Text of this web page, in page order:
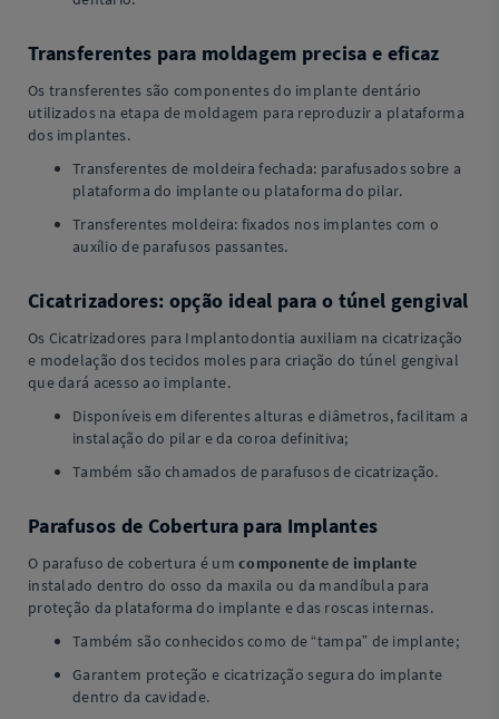
Transferentes para moldagem precisa e eficaz
Os transferentes são componentes do implante dentário
utilizados na etapa de moldagem para reproduzir a plataforma
dos implantes.
Transferentes de moldeira fechada: parafusados sobre a
plataforma do implante ou plataforma do pilar.
Transferentes moldeira: fixados nos implantes com o
auxílio de parafusos passantes.
Cicatrizadores: opção ideal para o túnel gengival
Os Cicatrizadores para Implantodontia auxiliam na cicatrização
e modelação dos tecidos moles para criação do túnel gengival
que dará acesso ao implante.
Disponíveis em diferentes alturas e diâmetros, facilitam a
instalação do pilar e da coroa definitiva;
Também são chamados de parafusos de cicatrização.
Parafusos de Cobertura para Implantes
O parafuso de cobertura é um componente de implante
instalado dentro do osso da maxila ou da mandíbula para
proteção da plataforma do implante e das roscas internas.
Também são conhecidos como de “tampa” de implante;
Garantem proteção e cicatrização segura do implante
dentro da cavidade.